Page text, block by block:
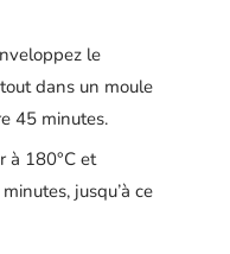
le
dans un moule
45 minutes.
à 180°C et
jusqu’à ce